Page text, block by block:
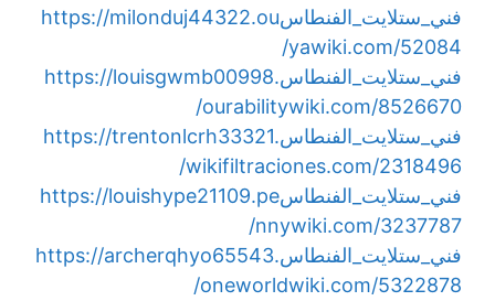
فني_ستلايت_الفنطاسhttps://milonduj44322.ou
yawiki.com/52084/
فني_ستلايت_الفنطاسhttps://louisgwmb00998.
ourabilitywiki.com/8526670/
فني_ستلايت_الفنطاسhttps://trentonlcrh33321.
wikifiltraciones.com/2318496/
فني_ستلايت_الفنطاسhttps://louishype21109.pe
nnywiki.com/3237787/
فني_ستلايت_الفنطاسhttps://archerqhyo65543.
oneworldwiki.com/5322878/